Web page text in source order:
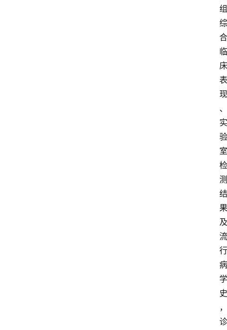
组
综
合
临
床
表
现
、
实
验
室
检
测
结
果
及
流
行
病
学
史
，
诊